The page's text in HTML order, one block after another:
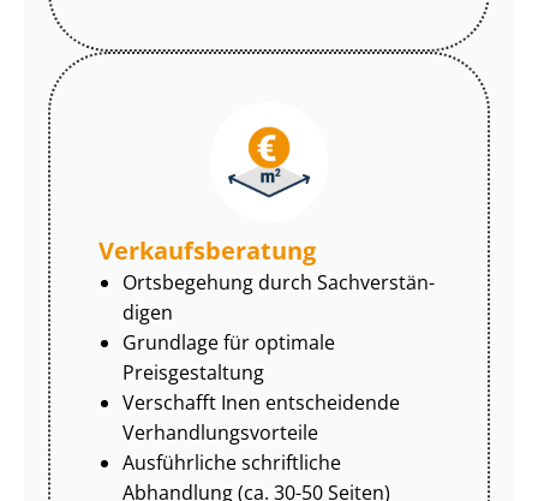
Ver­kaufs­be­ra­tung
Ortsbegehung durch Sach­ver­stän­
di­gen
Grundlage für optimale
Preisgestaltung
Verschafft Inen entscheidende
Ver­hand­lungs­vor­tei­le
Ausführliche schriftliche
Abhandlung (ca. 30-50 Seiten)